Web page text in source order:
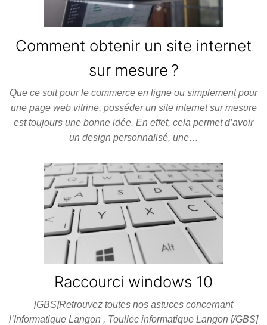
Comment obtenir un site internet
sur mesure ?
Que ce soit pour le commerce en ligne ou simplement pour
une page web vitrine, posséder un site internet sur mesure
est toujours une bonne idée. En effet, cela permet d’avoir
un design personnalisé, une…
Raccourci windows 10
[GBS]Retrouvez toutes nos astuces concernant
l’Informatique Langon , Toullec informatique Langon [/GBS]